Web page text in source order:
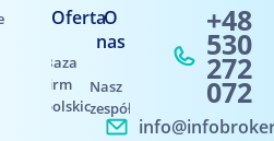
Oferta
Baza
firm
polskich
O
nas
Nasz
zespół
+48
530
272
072